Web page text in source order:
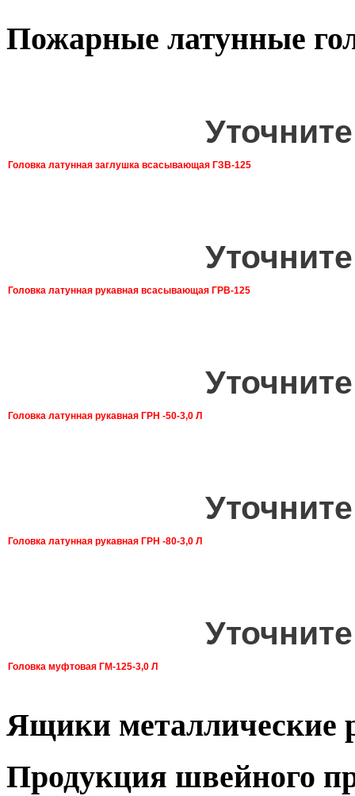
Пожарные латунные
Головка латунная заглушка всасывающая ГЗВ-125
Головка латунная рукавная всасывающая ГРВ-125
Головка латунная рукавная ГРН -50-3,0 Л
Головка латунная рукавная ГРН -80-3,0 Л
Головка муфтовая ГМ-125-3,0 Л
Ящики металлические
Продукция швейного